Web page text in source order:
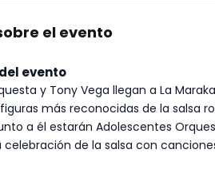
el evento
evento
y Tony Vega llegan a La
más reconocidas de la
a él estarán Adolescentes
celebración de la salsa con